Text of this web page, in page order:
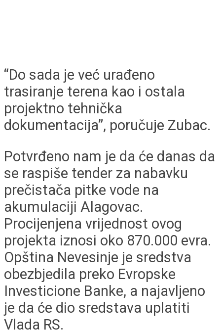
“Do sada je već urađeno
trasiranje terena kao i ostala
projektno tehnička
dokumentacija”, poručuje Zubac.
Potvrđeno nam je da će danas da
se raspiše tender za nabavku
prečistača pitke vode na
akumulaciji Alagovac.
Procijenjena vrijednost ovog
projekta iznosi oko 870.000 evra.
Opština Nevesinje je sredstva
obezbjedila preko Evropske
Investicione Banke, a najavljeno
je da će dio sredstava uplatiti
Vlada RS.